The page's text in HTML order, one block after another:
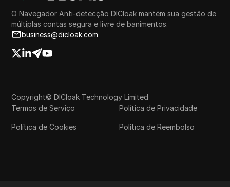
O Navegador Anti-detecção DICloak mantém sua gestão de
múltiplas contas segura e livre de banimentos.
business@dicloak.com
Copyright© DICloak Technology Limited
Termos de Serviço
Política de Privacidade
Política de Cookies Política de Reembolso